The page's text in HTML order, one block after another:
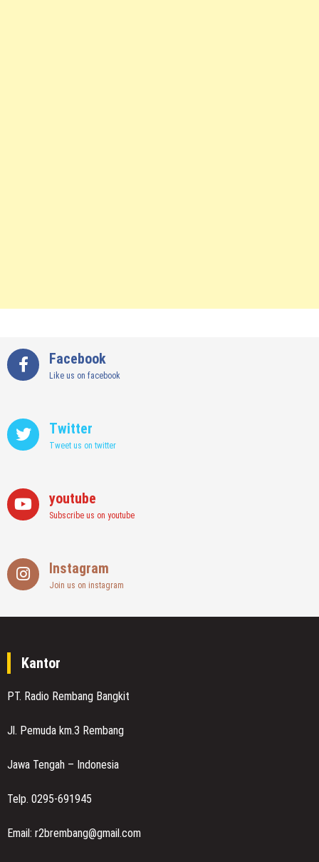
Facebook
Like us on facebook
Twitter
Tweet us on twitter
youtube
Subscribe us on youtube
Instagram
Join us on instagram
Kantor
PT. Radio Rembang Bangkit
Jl. Pemuda km.3 Rembang
Jawa Tengah – Indonesia
Telp. 0295-691945
Email: r2brembang@gmail.com